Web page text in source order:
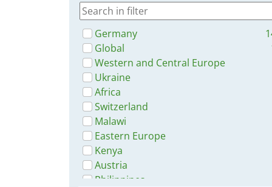
Germany
Global
Western and Central Europe
Ukraine
Africa
Switzerland
Malawi
Eastern Europe
Kenya
Austria
Philippines